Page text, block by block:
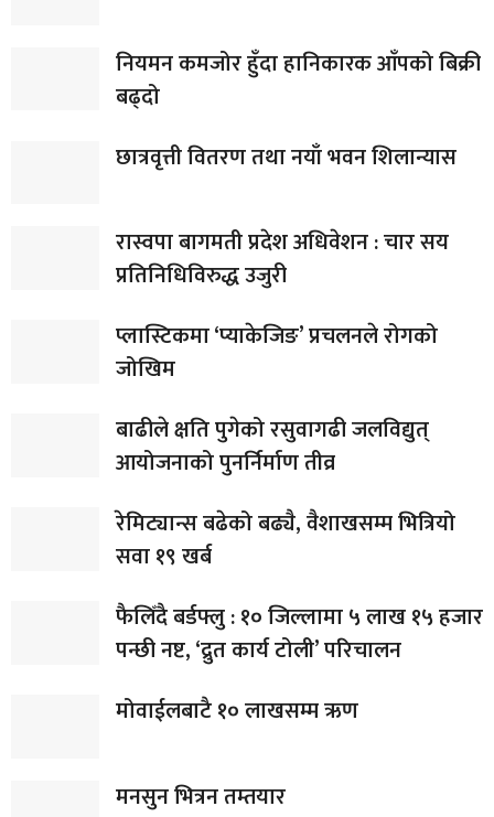
नियमन कमजोर हुँदा हानिकारक आँपको बिक्री
बढ्दो
छात्रवृत्ती वितरण तथा नयाँ भवन शिलान्यास
रास्वपा बागमती प्रदेश अधिवेशन : चार सय
प्रतिनिधिविरुद्ध उजुरी
प्लास्टिकमा ‘प्याकेजिङ’ प्रचलनले रोगको
जोखिम
बाढीले क्षति पुगेको रसुवागढी जलविद्युत्
आयोजनाको पुनर्निर्माण तीव्र
रेमिट्यान्स बढेको बढ्यै, वैशाखसम्म भित्रियो
सवा १९ खर्ब
फैलिँदै बर्डफ्लु : १० जिल्लामा ५ लाख १५ हजार
पन्छी नष्ट, ‘द्रुत कार्य टोली’ परिचालन
मोवाईलबाटै १० लाखसम्म ऋण
मनसुन भित्रन तम्तयार